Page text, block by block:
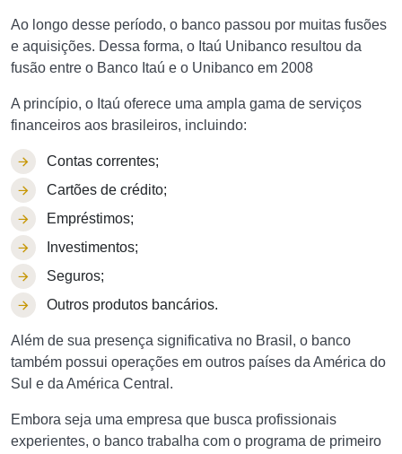
Ao longo desse período, o banco passou por muitas fusões
e aquisições. Dessa forma, o Itaú Unibanco resultou da
fusão entre o Banco Itaú e o Unibanco em 2008
A princípio, o Itaú oferece uma ampla gama de serviços
financeiros aos brasileiros, incluindo:
Contas correntes;
Cartões de crédito;
Empréstimos;
Investimentos;
Seguros;
Outros produtos bancários.
Além de sua presença significativa no Brasil, o banco
também possui operações em outros países da América do
Sul e da América Central.
Embora seja uma empresa que busca profissionais
experientes, o banco trabalha com o programa de primeiro